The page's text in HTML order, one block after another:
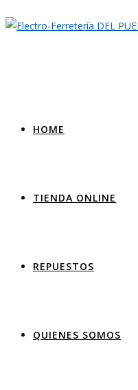
HOME
TIENDA ONLINE
REPUESTOS
QUIENES SOMOS